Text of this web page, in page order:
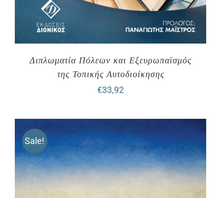
Διπλωματία Πόλεων και Εξευρωπαϊσμός
της Τοπικής Αυτοδιοίκησης
€33,92
Sale!